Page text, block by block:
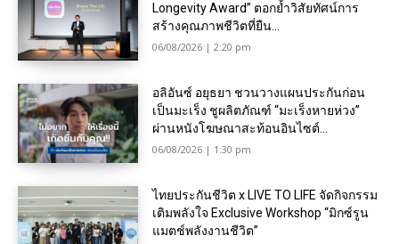
Longevity Award” ตอกย้ำวิสัยทัศน์การ
สร้างคุณภาพชีวิตที่ยืน...
06/08/2026 | 2:20 pm
อลิอันซ์ อยุธยา ชวนวางแผนประกันก่อน
เป็นมะเร็ง ชูผลิตภัณฑ์ “มะเร็งหายห่วง”
ผ่านหนังโฆษณาสะท้อนอินไซต์...
06/08/2026 | 1:30 pm
ไทยประกันชีวิต x LIVE TO LIFE จัดกิจกรรม
เติมพลังใจ Exclusive Workshop “มิกซ์รูน
แมตช์พลังงานชีวิต”